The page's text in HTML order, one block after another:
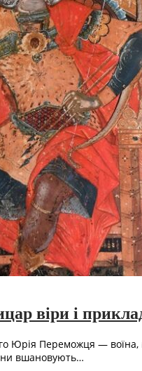
віри і
Юрія Переможця —
вшановують…